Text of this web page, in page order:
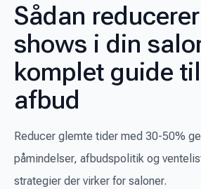
Sådan
shows i din
komplet guide
afbud
Reducer glemte tider med 30-50%
påmindelser, afbudspolitik og
strategier der virker for saloner.